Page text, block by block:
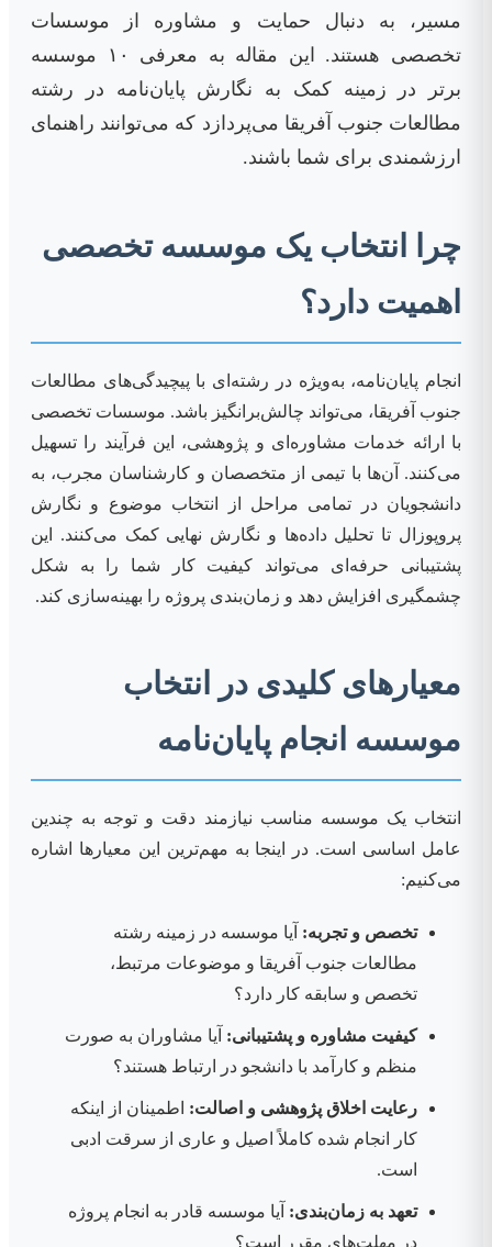
مسیر، به دنبال حمایت و مشاوره از موسسات
تخصصی هستند. این مقاله به معرفی ۱۰ موسسه
برتر در زمینه کمک به نگارش پایان‌نامه در رشته
مطالعات جنوب آفریقا می‌پردازد که می‌توانند راهنمای
ارزشمندی برای شما باشند.
چرا انتخاب یک موسسه تخصصی
اهمیت دارد؟
انجام پایان‌نامه، به‌ویژه در رشته‌ای با پیچیدگی‌های مطالعات
جنوب آفریقا، می‌تواند چالش‌برانگیز باشد. موسسات تخصصی
با ارائه خدمات مشاوره‌ای و پژوهشی، این فرآیند را تسهیل
می‌کنند. آن‌ها با تیمی از متخصصان و کارشناسان مجرب، به
دانشجویان در تمامی مراحل از انتخاب موضوع و نگارش
پروپوزال تا تحلیل داده‌ها و نگارش نهایی کمک می‌کنند. این
پشتیبانی حرفه‌ای می‌تواند کیفیت کار شما را به شکل
چشمگیری افزایش دهد و زمان‌بندی پروژه را بهینه‌سازی کند.
معیارهای کلیدی در انتخاب
موسسه انجام پایان‌نامه
انتخاب یک موسسه مناسب نیازمند دقت و توجه به چندین
عامل اساسی است. در اینجا به مهم‌ترین این معیارها اشاره
می‌کنیم:
تخصص و تجربه: آیا موسسه در زمینه رشته
مطالعات جنوب آفریقا و موضوعات مرتبط،
تخصص و سابقه کار دارد؟
کیفیت مشاوره و پشتیبانی: آیا مشاوران به صورت
منظم و کارآمد با دانشجو در ارتباط هستند؟
رعایت اخلاق پژوهشی و اصالت: اطمینان از اینکه
کار انجام شده کاملاً اصیل و عاری از سرقت ادبی
است.
تعهد به زمان‌بندی: آیا موسسه قادر به انجام پروژه
در مهلت‌های مقرر است؟